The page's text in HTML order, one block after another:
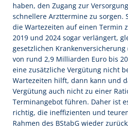
haben, den Zugang zur
schnellere Arzttermine zu sorgen.
die Wartezeiten auf einen Termin
2019 und 2024 sogar verlängert,
gesetzlichen Krankenversicherung
von rund 2,9 Milliarden Euro bis
eine zusätzliche Vergütung nicht
Wartezeiten hilft, dann kann und
Vergütung auch nicht zu einer
Terminangebot führen. Daher ist
richtig, die ineffizienten und
Rahmen des BStabG wieder